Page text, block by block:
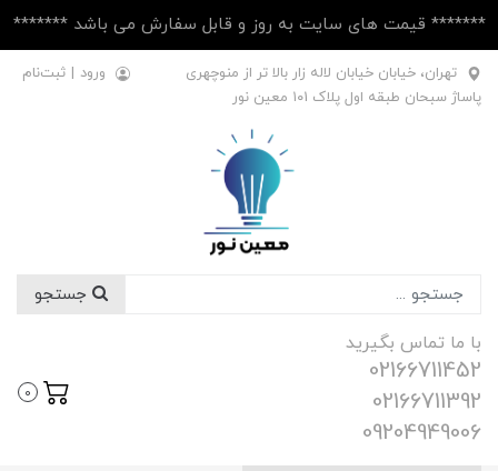
******* قیمت های سایت به روز و قابل سفارش می باشد *******
تهران، خیابان خیابان لاله زار بالا تر از منوچهری
پاساژ سبحان طبقه اول پلاک ۱۰1 معین نور
ورود | ثبت‌نام
با ما تماس بگیرید
02166711452
02166711392
09204949006
0